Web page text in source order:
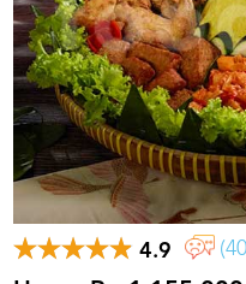
CATERERS
BLOG
TERMS
&
CONDITIONS
CALL
CENTER
5091
3494
4.9